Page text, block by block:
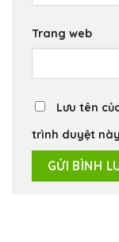
Trang web
Lưu tên
trình duyệt